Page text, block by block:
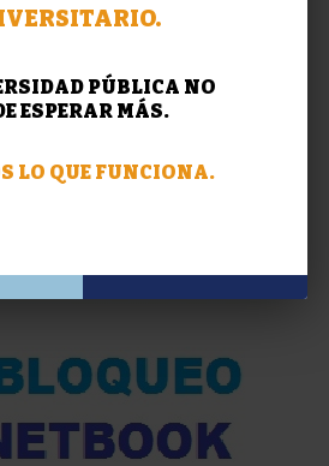
PÚBLICA NO
ESPERAR MÁS.
LO QUE FUNCIONA.